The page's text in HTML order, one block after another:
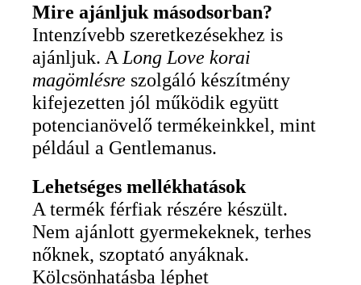
Mire ajánljuk másodsorban?
Intenzívebb szeretkezésekhez is
ajánljuk. A Long Love korai
magömlésre szolgáló készítmény
kifejezetten jól működik együtt
potencianövelő termékeinkkel, mint
például a Gentlemanus.
Lehetséges mellékhatások
A termék férfiak részére készült.
Nem ajánlott gyermekeknek, terhes
nőknek, szoptató anyáknak.
Kölcsönhatásba léphet